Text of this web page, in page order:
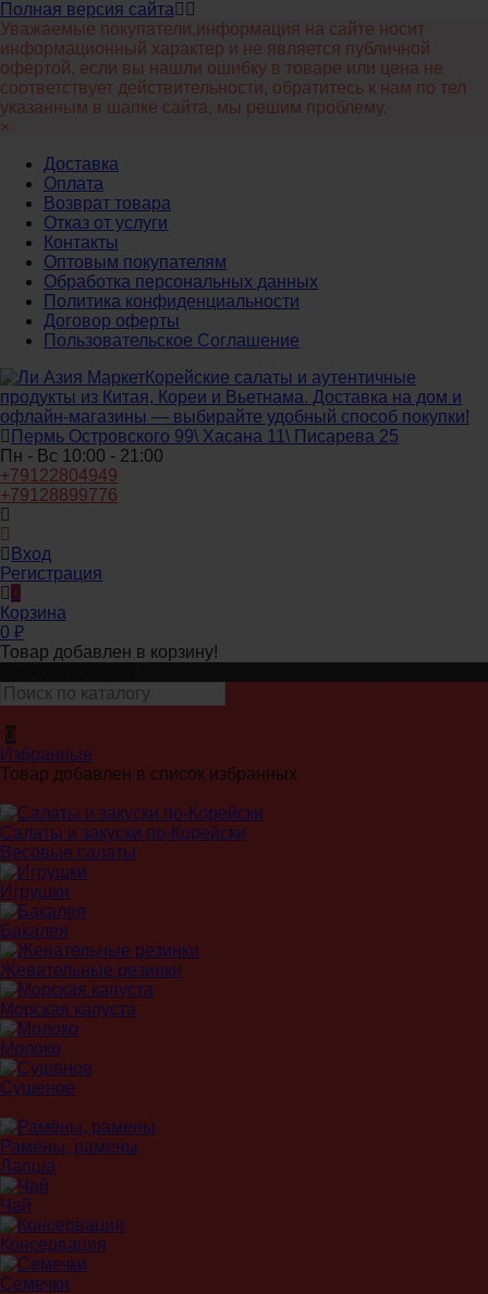
Полная версия сайта
Уважаемые покупатели,информация на сайте носит
информационный характер и не является публичной
офертой, если вы нашли ошибку в товаре или цена не
соответствует действительности, обратитесь к нам по тел
указанным в шапке сайта, мы решим проблему.
×
Доставка
Оплата
Возврат товара
Отказ от услуги
Контакты
Оптовым покупателям
Обработка персональных данных
Политика конфиденциальности
Договор оферты
Пользовательское Соглашение
Корейские салаты и аутентичные
продукты из Китая, Кореи и Вьетнама. Доставка на дом и
офлайн‑магазины — выбирайте удобный способ покупки!
Пермь Островского 99\ Хасана 11\ Писарева 25
Пн - Вс 10:00 - 21:00
+79122804949
+79128899776
Вход
Регистрация
0
Корзина
0 ₽
Товар добавлен в корзину!
0
Избранные
Товар добавлен в список избранных
Салаты и закуски по-Корейски
Весовые салаты
Игрушки
Бакалея
Жевательные резинки
Морская капуста
Молоко
Сушеное
Рамёны, рамены
Лапша
Чай
Консервация
Семечки